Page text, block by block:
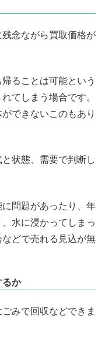
念ながら買取価格が
ることは可能という
てしまう場合です。
できないこのもあり
状態、需要で判断し
問題があったり、年
水に浸かってしまっ
どで売れる見込が無
るか
みで回収などできま